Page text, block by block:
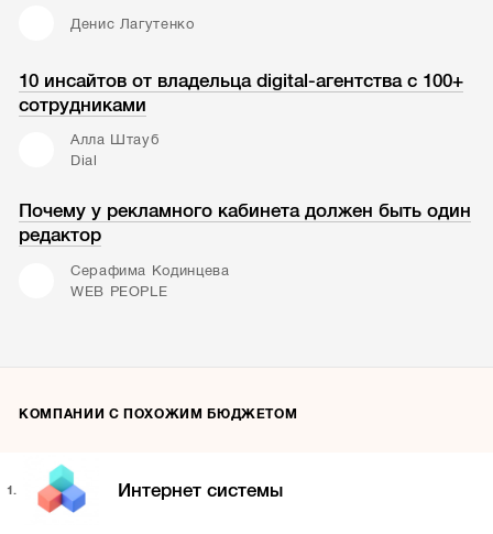
Денис Лагутенко
10 инсайтов от владельца digital-агентства с 100+
сотрудниками
Алла Штауб
Dial
Почему у рекламного кабинета должен быть один
редактор
Серафима Кодинцева
WEB PEOPLE
КОМПАНИИ С ПОХОЖИМ БЮДЖЕТОМ
1. Интернет системы